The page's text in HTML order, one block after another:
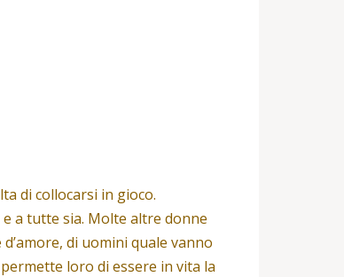
di collocarsi in gioco.
a tutte sia. Molte altre donne
di uomini quale vanno
loro di essere in vita la